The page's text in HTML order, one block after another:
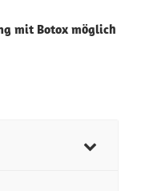
mit Botox möglich